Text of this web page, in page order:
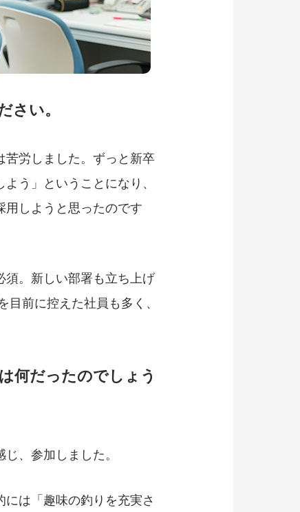
さい。
苦労しました。ずっと新卒
う」ということになり、
用しようと思ったのです
須。新しい部署も立ち上げ
前に控えた社員も多く、
何だったのでしょう
、参加しました。
は「趣味の釣りを充実さ